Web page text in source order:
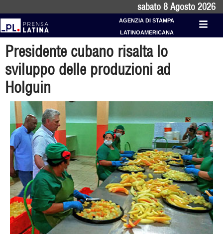
sabato 8 Agosto 2026
AGENZIA DI STAMPA
LATINOAMERICANA
Presidente cubano risalta lo
sviluppo delle produzioni ad
Holguin